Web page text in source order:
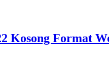
Kosong Format